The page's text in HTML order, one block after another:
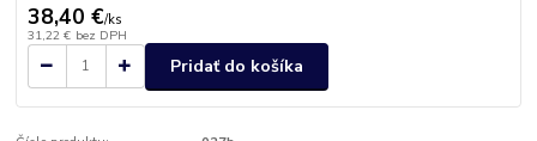
38,40 €/ks
31,22 € bez DPH
Pridať do košíka